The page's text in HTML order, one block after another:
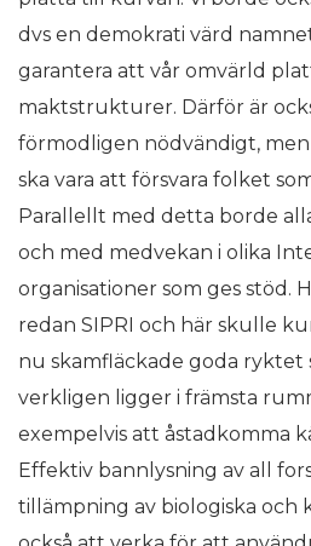
dvs en demokrati värd
garantera att vår omvärld
maktstrukturer. Därför är
förmodligen nödvändigt,
ska vara att försvara folket
Parallellt med detta borde
och med medvekan i olika
organisationer som ges stöd.
redan SIPRI och här skulle
nu skamfläckade goda ryktet
verkligen ligger i främsta
exempelvis att åstadkomma
Effektiv bannlysning av all
tillämpning av biologiska och